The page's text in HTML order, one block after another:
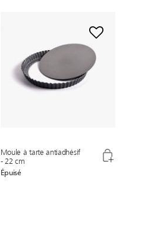
Moule à tarte antiadhésif
- 22 cm
Épuisé